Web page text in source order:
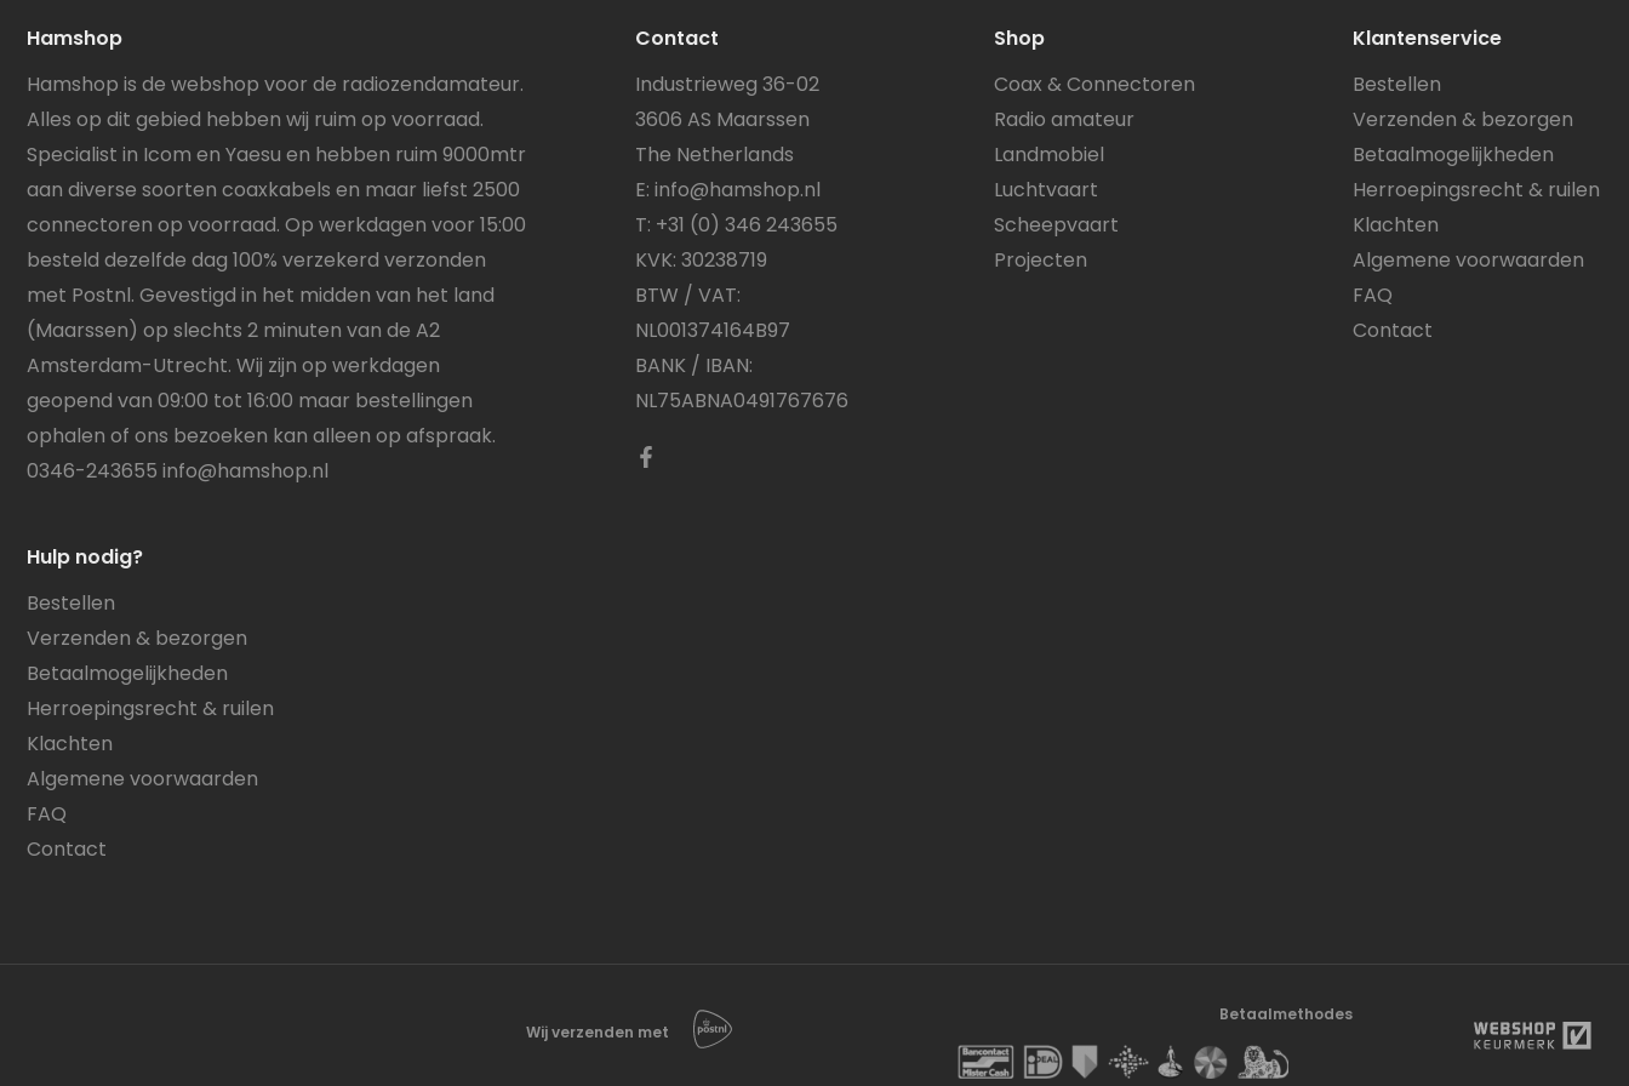
Hamshop
Hamshop is de webshop voor de radiozendamateur.
Alles op dit gebied hebben wij ruim op voorraad.
Specialist in Icom en Yaesu en hebben ruim 9000mtr
aan diverse soorten coaxkabels en maar liefst 2500
connectoren op voorraad. Op werkdagen voor 15:00
besteld dezelfde dag 100% verzekerd verzonden
met Postnl. Gevestigd in het midden van het land
(Maarssen) op slechts 2 minuten van de A2
Amsterdam-Utrecht. Wij zijn op werkdagen
geopend van 09:00 tot 16:00 maar bestellingen
ophalen of ons bezoeken kan alleen op afspraak.
0346-243655 info@hamshop.nl
Hulp nodig?
Bestellen
Verzenden & bezorgen
Betaalmogelijkheden
Herroepingsrecht & ruilen
Klachten
Algemene voorwaarden
FAQ
Contact
Contact
Industrieweg 36-02
3606 AS Maarssen
The Netherlands
E: info@hamshop.nl
T: +31 (0) 346 243655
KVK: 30238719
BTW / VAT:
NL001374164B97
BANK / IBAN:
NL75ABNA0491767676
Shop
Coax & Connectoren
Radio amateur
Landmobiel
Luchtvaart
Scheepvaart
Projecten
Klantenservice
Bestellen
Verzenden & bezorgen
Betaalmogelijkheden
Herroepingsrecht & ruilen
Klachten
Algemene voorwaarden
FAQ
Contact
Wij verzenden met
Betaalmethodes